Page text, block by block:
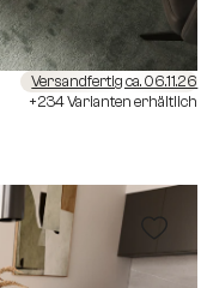
Versandfertig ca. 06.11.26
+234 Varianten erhältlich